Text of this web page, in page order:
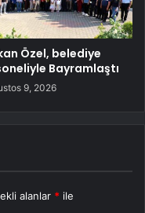
Özel, belediye
Bayramlaştı
9, 2026
alanlar * ile